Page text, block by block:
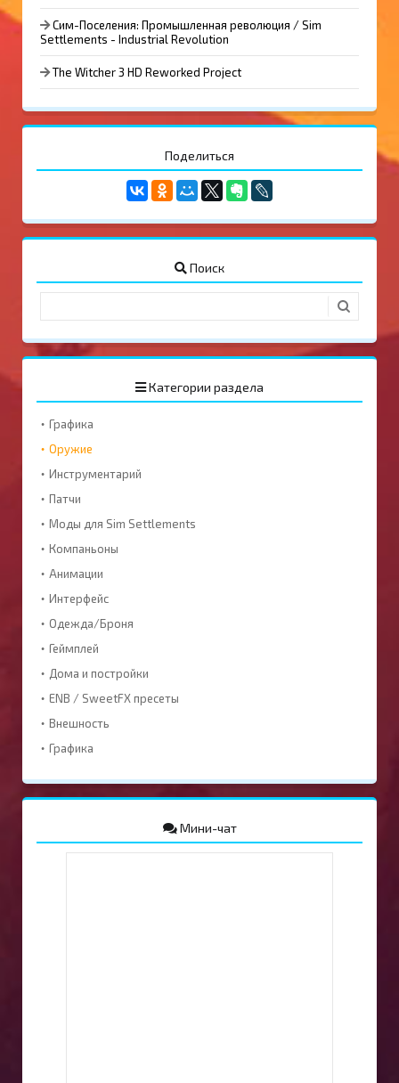
Сим-Поселения: Промышленная революция / Sim
Settlements - Industrial Revolution
The Witcher 3 HD Reworked Project
Поделиться
Поиск
Категории раздела
Графика
Оружие
Инструментарий
Патчи
Моды для Sim Settlements
Компаньоны
Анимации
Интерфейс
Одежда/Броня
Геймплей
Дома и постройки
ENB / SweetFX пресеты
Внешность
Графика
Мини-чат